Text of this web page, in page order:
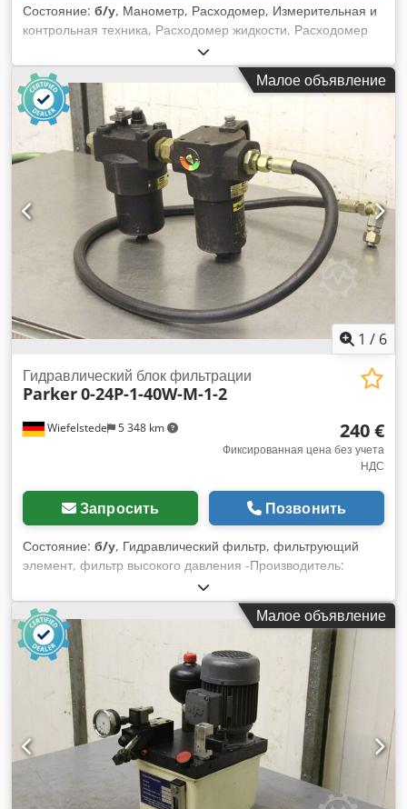
Состояние: б/у, Манометр, Расходомер, Измерительная и
контрольная техника, Расходомер жидкости, Расходомер
смазочного масла -Производитель: Turbo, Расходомер для
смазочного масла -Диапазон измерения: от 0 до 1,5 м³/ч
Dodet N Acqepfx Anlewa -Фланец: Ø 115 мм / окружность
болта Ø 85 x 14 мм -Подключение: DN 25 -Размеры:
160/115/H115 мм -Вес: 6 кг
Малое объявление
1 / 6
Wiefelstede 5 348 km
Гидравлический блок фильтрации
Parker0-24P-1-40W-M-1-2
240 €
Фиксированная цена без учета
НДС
Запросить Позвонить
Состояние: б/у, Гидравлический фильтр, фильтрующий
элемент, фильтр высокого давления -Производитель:
Parker, фильтр высокого давления с индикатором
загрязнения Dsdsgnzyyopfx Anlswa -Тип: 0-24P-1-40W-M-1-
2 Фильтровальная установка с 2 фильтрами -Цена/
продажа: только в сборе -Размеры: 500/250/H160 мм -Вес:
20,8 кг
Малое объявление